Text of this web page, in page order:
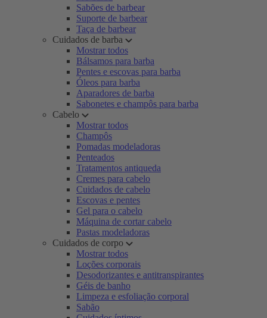
Sabões de barbear
Suporte de barbear
Taça de barbear
Cuidados de barba
Mostrar todos
Bálsamos para barba
Pentes e escovas para barba
Óleos para barba
Aparadores de barba
Sabonetes e champôs para barba
Cabelo
Mostrar todos
Champôs
Pomadas modeladoras
Penteados
Tratamentos antiqueda
Cremes para cabelo
Cuidados de cabelo
Escovas e pentes
Gel para o cabelo
Máquina de cortar cabelo
Pastas modeladoras
Cuidados de corpo
Mostrar todos
Loções corporais
Desodorizantes e antitranspirantes
Géis de banho
Limpeza e esfoliação corporal
Sabão